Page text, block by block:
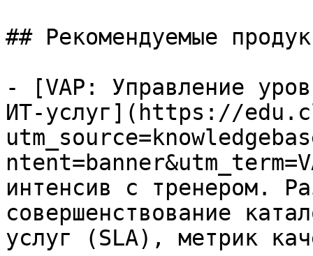
## Рекомендуемые
- [VAP: Управление
ИТ-услуг](https://
интенсив с тренером.
совершенствование
услуг (SLA), метрик